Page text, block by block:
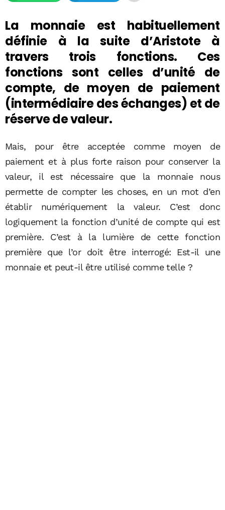
La monnaie est habituellement
définie à la suite d’Aristote à
travers trois fonctions. Ces
fonctions sont celles d’unité de
compte, de moyen de paiement
(intermédiaire des échanges) et de
réserve de valeur.
Mais, pour être acceptée comme moyen de
paiement et à plus forte raison pour conserver la
valeur, il est nécessaire que la monnaie nous
permette de compter les choses, en un mot d’en
établir numériquement la valeur. C’est donc
logiquement la fonction d’unité de compte qui est
première. C’est à la lumière de cette fonction
première que l’or doit être interrogé: Est-il une
monnaie et peut-il être utilisé comme telle ?